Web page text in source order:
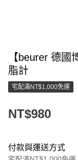
【beurer 德
脂計
宅配滿NT$1,000免運
NT$980
付款與運送方式